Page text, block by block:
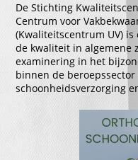
De Stichting
Centrum voor
(Kwaliteitscentrum UV)
de kwaliteit in algemene
examinering in het
binnen de
schoonheidsverzorging